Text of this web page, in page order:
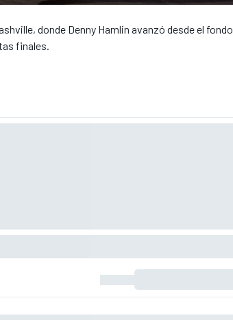
donde Denny Hamlin avanzó desde el fondo
finales.